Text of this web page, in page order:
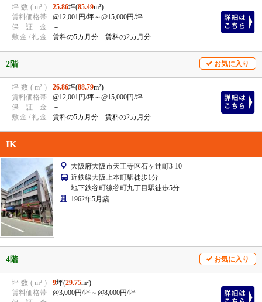
坪 数 ( m² ) 25.86坪(85.49m²)
賃料価格帯 @12,001円/坪～@15,000円/坪
保
証 金
－
敷 金 /礼金 賃料の5カ月分 賃料の2カ月分
2階 お気に入り
坪 数 ( m² ) 26.86坪(88.79m²)
賃料価格帯 @12,001円/坪～@15,000円/坪
保
証 金
－
敷 金 /礼金 賃料の5カ月分 賃料の2カ月分
IK
大阪府大阪市天王寺区石ヶ辻町3-10
近鉄線大阪上本町駅徒歩1分
地下鉄谷町線谷町九丁目駅徒歩5分
1962年5月築
4階 お気に入り
坪 数 ( m² ) 9坪(29.75m²)
賃料価格帯 @3,000円/坪～@8,000円/坪